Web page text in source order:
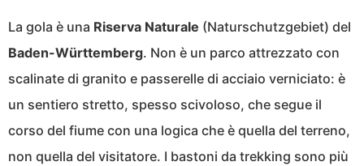
La gola è una Riserva Naturale (Naturschutzgebiet) del
Baden-Württemberg. Non è un parco attrezzato con
scalinate di granito e passerelle di acciaio verniciato: è
un sentiero stretto, spesso scivoloso, che segue il
corso del fiume con una logica che è quella del terreno,
non quella del visitatore. I bastoni da trekking sono più